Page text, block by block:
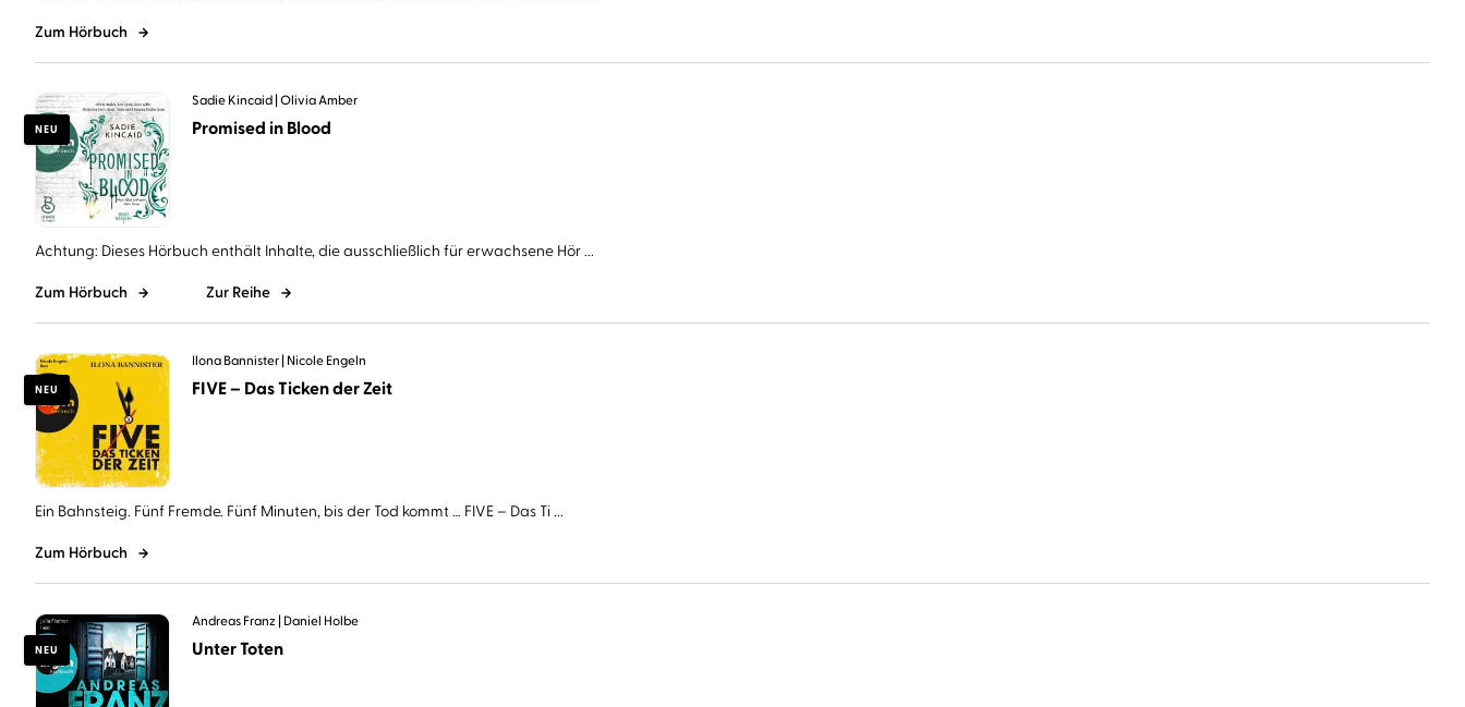
Zum Hörbuch
NEU
Sadie Kincaid Olivia Amber
Promised in Blood
Achtung: Dieses Hörbuch enthält Inhalte, die ausschließlich für erwachsene Hör ...
Zum Hörbuch Zur Reihe
NEU
Ilona Bannister Nicole Engeln
FIVE – Das Ticken der Zeit
Ein Bahnsteig. Fünf Fremde. Fünf Minuten, bis der Tod kommt … FIVE – Das Ti ...
Zum Hörbuch
NEU
Andreas Franz Daniel Holbe
Unter Toten